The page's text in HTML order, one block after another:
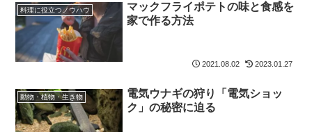
料理に役立つノウハウ
マックフライポテトの味と食感を
家で作る方法
2021.08.02 2023.01.27
動物・植物・生き物
電気ウナギの狩り「電気ショッ
ク」の秘密に迫る